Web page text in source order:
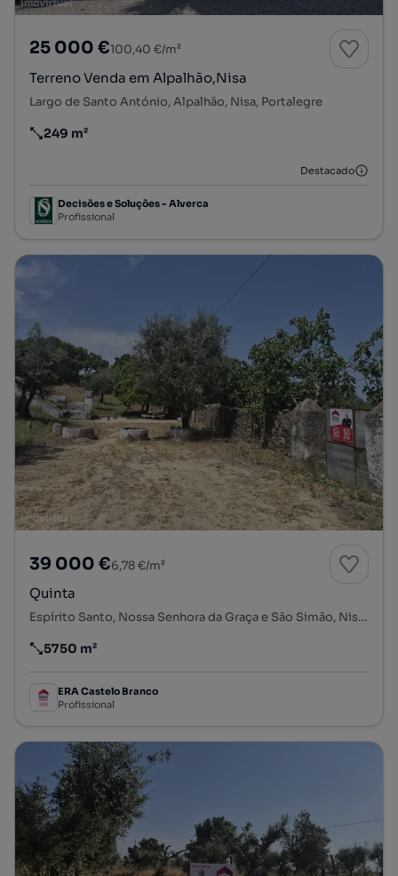
25 000 €100,40 €/m²
Terreno Venda em Alpalhão,Nisa
Largo de Santo António, Alpalhão, Nisa, Portalegre
Preço por metro quadrado
249 m²
Destacado
Decisões e Soluções - Alverca
Profissional
39 000 €6,78 €/m²
Quinta
Espírito Santo, Nossa Senhora da Graça e São Simão, Nisa, Portalegre
Preço por metro quadrado
5750 m²
ERA Castelo Branco
Profissional